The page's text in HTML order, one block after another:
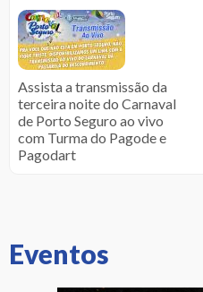
Assista a transmissão da
terceira noite do Carnaval
de Porto Seguro ao vivo
com Turma do Pagode e
Pagodart
Eventos